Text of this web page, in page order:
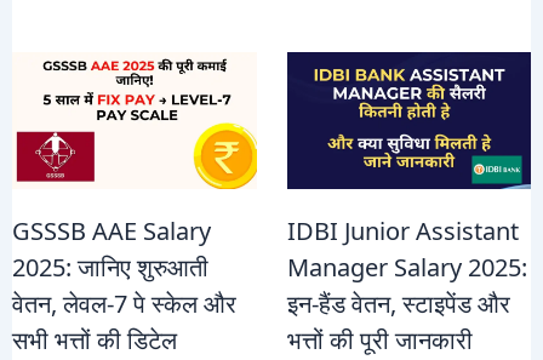
GSSSB AAE Salary
2025: जानिए शुरुआती
वेतन, लेवल-7 पे स्केल और
सभी भत्तों की डिटेल
IDBI Junior Assistant
Manager Salary 2025:
इन-हैंड वेतन, स्टाइपेंड और
भत्तों की पूरी जानकारी